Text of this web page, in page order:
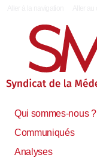
Qui sommes-nous ?
Communiqués
Analyses